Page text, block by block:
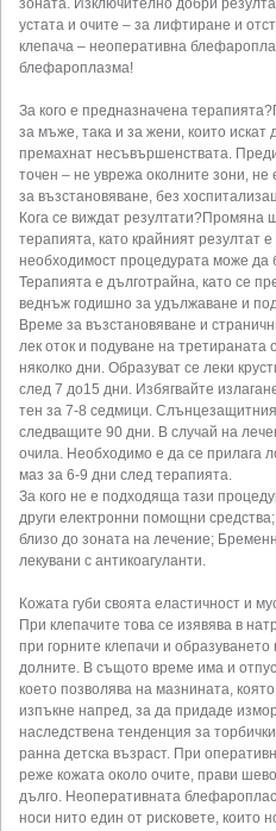
зоната. Изключително добри
устата и очите – за лифтиране и
клепача – неоперативна
блефароплазма!
За кого е предназначена
за мъже, така и за жени, които
премахнат несъвършенствата.
точен – не уврежа околните зони,
за възстановяване, без
Кога се виждат резултати?Промяна
терапията, като крайният резултат
необходимост процедурата може да
Терапията е дълготрайна, като се
веднъж годишно за удължаване и
Време за възстановяване и
лек оток и подуване на третираната
няколко дни. Образуват се леки
след 7 до15 дни. Избягвайте
тен за 7-8 седмици.
следващите 90 дни. В случай на
очила. Необходимо е да се прилага
маз за 6-9 дни след терапията.
За кого не е подходяща тази
други електронни помощни
близо до зоната на лечение;
лекувани с антикоагуланти.
Кожата губи своята еластичност и
При клепачите това се изявява в
при горните клепачи и
долните. В същото време има и
което позволява на мазнината,
изпъкне напред, за да придаде
наследствена тенденция за
ранна детска възраст. При
реже кожата около очите, прави
дълго. Неоперативната
носи нито един от рисковете, които